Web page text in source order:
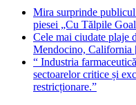
Mira surprinde
piesei „Cu Tălpile
Cele mai ciudate plaje
Mendocino,
“ Industria
sectoarelor critice și
restricționare.”